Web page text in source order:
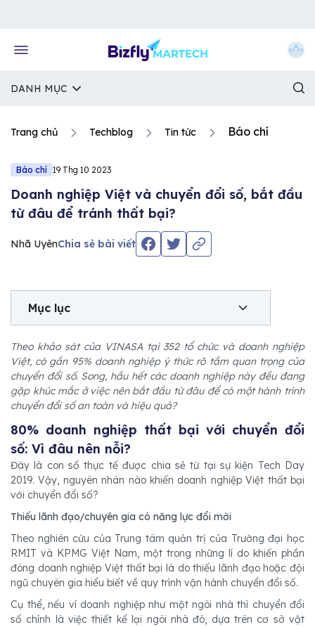
DANH MỤC
Trang chủ Techblog Tin tức Báo chí
Báo chí 19 Thg 10 2023
Doanh nghiệp Việt và chuyển đổi số, bắt đầu
từ đâu để tránh thất bại?
Nhã UyênChia sẻ bài viết
Mục lục
Theo khảo sát của VINASA tại 352 tổ chức và doanh nghiệp
Việt, có gần 95% doanh nghiệp ý thức rõ tầm quan trọng của
chuyển đổi số. Song, hầu hết các doanh nghiệp này đều đang
gặp khúc mắc ở việc nên bắt đầu từ đâu để có một hành trình
chuyển đổi số an toàn và hiệu quả?
80% doanh nghiệp thất bại với chuyển đổi
số: Vì đâu nên nỗi?
Đây là con số thực tế được chia sẻ từ tại sự kiện Tech Day
2019. Vậy, nguyên nhân nào khiến doanh nghiệp Việt thất bại
với chuyển đổi số?
Thiếu lãnh đạo/chuyên gia có năng lực đổi mới
Theo nghiên cứu của Trung tâm quản trị của Trường đại học
RMIT và KPMG Việt Nam, một trong những lí do khiến phần
đông doanh nghiệp Việt thất bại là do thiếu lãnh đạo hoặc đội
ngũ chuyên gia hiểu biết về quy trình vận hành chuyển đổi số.
Cụ thể, nếu ví doanh nghiệp như một ngôi nhà thì chuyển đổi
số chính là việc thiết kế lại ngôi nhà đó, dựa trên cơ sở vật